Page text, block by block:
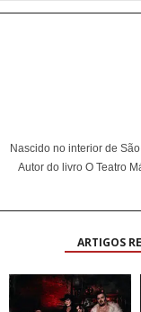
Nascido no interior de
Autor do livro O Teatro
ARTIGOS